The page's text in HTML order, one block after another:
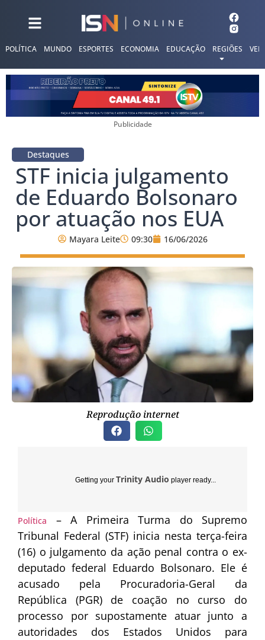
POLÍTICA MUNDO ESPORTES ECONOMIA EDUCAÇÃO REGIÕES
Publicidade
Destaques
STF inicia julgamento
de Eduardo Bolsonaro
por atuação nos EUA
Mayara Leite 09:30 16/06/2026
Reprodução internet
Getting your Trinity Audio player ready...
Política
– A Primeira Turma do Supremo
Tribunal Federal (STF) inicia nesta terça-feira
(16) o julgamento da ação penal contra o ex-
deputado federal Eduardo Bolsonaro. Ele é
acusado pela Procuradoria-Geral da
República (PGR) de coação no curso do
processo por supostamente atuar junto a
autoridades dos Estados Unidos para